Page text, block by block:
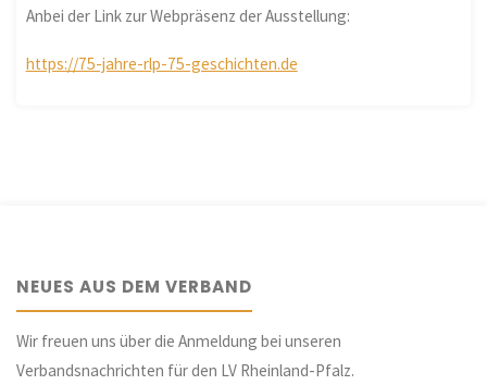
Anbei der Link zur Webpräsenz der Ausstellung:
https://75-jahre-rlp-75-geschichten.de
NEUES AUS DEM VERBAND
Wir freuen uns über die Anmeldung bei unseren
Verbandsnachrichten für den LV Rheinland-Pfalz.